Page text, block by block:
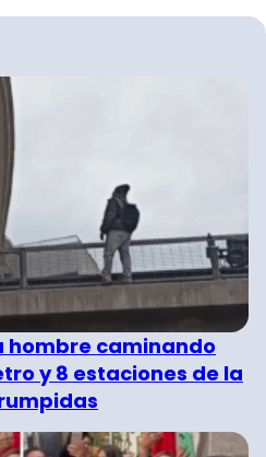
hombre caminando
y 8 estaciones de la